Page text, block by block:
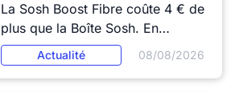
La Sosh Boost Fibre coûte 4 € de
plus que la Boîte Sosh. En
échange : la fibre passe de 2
Gb/s à 8 Gb/s, et le Wi-Fi 6E
laisse la place au Wi-Fi 7. Mais il y
Actualité 08/08/2026